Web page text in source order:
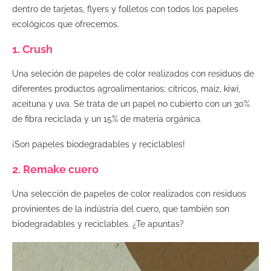
dentro de tarjetas, flyers y folletos con todos los papeles
ecológicos que ofrecemos.
1. Crush
Una seleción de papeles de color realizados con residuos de
diferentes productos agroalimentarios; cítricos, maiz, kiwi,
aceituna y uva. Se trata de un papel no cubierto con un 30%
de fibra reciclada y un 15% de materia orgánica.
¡Son papeles biodegradables y reciclables!
2. Remake cuero
Una selección de papeles de color realizados con residuos
provinientes de la indústria del cuero, que también son
biodegradables y reciclables. ¿Te apuntas?